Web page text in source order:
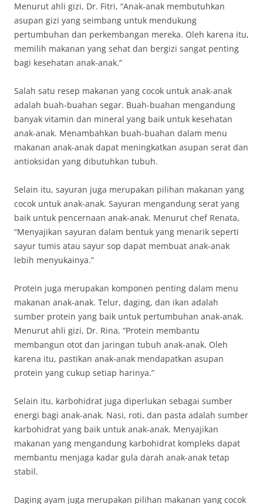
Menurut ahli gizi, Dr. Fitri, “Anak-anak membutuhkan
asupan gizi yang seimbang untuk mendukung
pertumbuhan dan perkembangan mereka. Oleh karena itu,
memilih makanan yang sehat dan bergizi sangat penting
bagi kesehatan anak-anak.”
Salah satu resep makanan yang cocok untuk anak-anak
adalah buah-buahan segar. Buah-buahan mengandung
banyak vitamin dan mineral yang baik untuk kesehatan
anak-anak. Menambahkan buah-buahan dalam menu
makanan anak-anak dapat meningkatkan asupan serat dan
antioksidan yang dibutuhkan tubuh.
Selain itu, sayuran juga merupakan pilihan makanan yang
cocok untuk anak-anak. Sayuran mengandung serat yang
baik untuk pencernaan anak-anak. Menurut chef Renata,
“Menyajikan sayuran dalam bentuk yang menarik seperti
sayur tumis atau sayur sop dapat membuat anak-anak
lebih menyukainya.”
Protein juga merupakan komponen penting dalam menu
makanan anak-anak. Telur, daging, dan ikan adalah
sumber protein yang baik untuk pertumbuhan anak-anak.
Menurut ahli gizi, Dr. Rina, “Protein membantu
membangun otot dan jaringan tubuh anak-anak. Oleh
karena itu, pastikan anak-anak mendapatkan asupan
protein yang cukup setiap harinya.”
Selain itu, karbohidrat juga diperlukan sebagai sumber
energi bagi anak-anak. Nasi, roti, dan pasta adalah sumber
karbohidrat yang baik untuk anak-anak. Menyajikan
makanan yang mengandung karbohidrat kompleks dapat
membantu menjaga kadar gula darah anak-anak tetap
stabil.
Daging ayam juga merupakan pilihan makanan yang cocok